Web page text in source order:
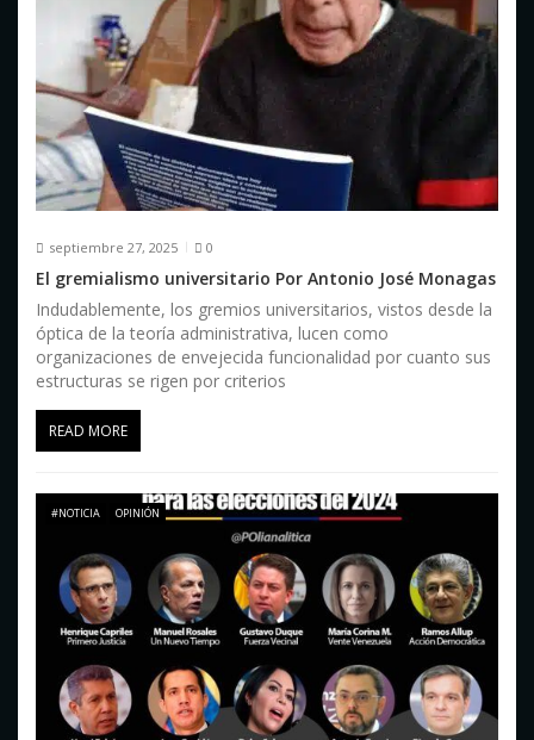
septiembre 27, 2025 0
El gremialismo universitario Por Antonio José Monagas
Indudablemente, los gremios universitarios, vistos desde la
óptica de la teoría administrativa, lucen como
organizaciones de envejecida funcionalidad por cuanto sus
estructuras se rigen por criterios
READ MORE
#NOTICIA OPINIÓN